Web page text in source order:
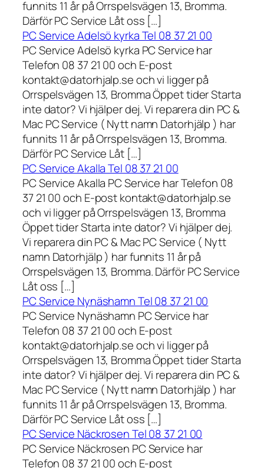
funnits 11 år på Orrspelsvägen 13, Bromma.
Därför PC Service Låt oss […]
PC Service Adelsö kyrka Tel 08 37 21 00
PC Service Adelsö kyrka PC Service har
Telefon 08 37 21 00 och E-post
kontakt@datorhjalp.se och vi ligger på
Orrspelsvägen 13, Bromma Öppet tider Starta
inte dator? Vi hjälper dej. Vi reparera din PC &
Mac PC Service ( Nytt namn Datorhjälp ) har
funnits 11 år på Orrspelsvägen 13, Bromma.
Därför PC Service Låt […]
PC Service Akalla Tel 08 37 21 00
PC Service Akalla PC Service har Telefon 08
37 21 00 och E-post kontakt@datorhjalp.se
och vi ligger på Orrspelsvägen 13, Bromma
Öppet tider Starta inte dator? Vi hjälper dej.
Vi reparera din PC & Mac PC Service ( Nytt
namn Datorhjälp ) har funnits 11 år på
Orrspelsvägen 13, Bromma. Därför PC Service
Låt oss […]
PC Service Nynäshamn Tel 08 37 21 00
PC Service Nynäshamn PC Service har
Telefon 08 37 21 00 och E-post
kontakt@datorhjalp.se och vi ligger på
Orrspelsvägen 13, Bromma Öppet tider Starta
inte dator? Vi hjälper dej. Vi reparera din PC &
Mac PC Service ( Nytt namn Datorhjälp ) har
funnits 11 år på Orrspelsvägen 13, Bromma.
Därför PC Service Låt oss […]
PC Service Näckrosen Tel 08 37 21 00
PC Service Näckrosen PC Service har
Telefon 08 37 21 00 och E-post